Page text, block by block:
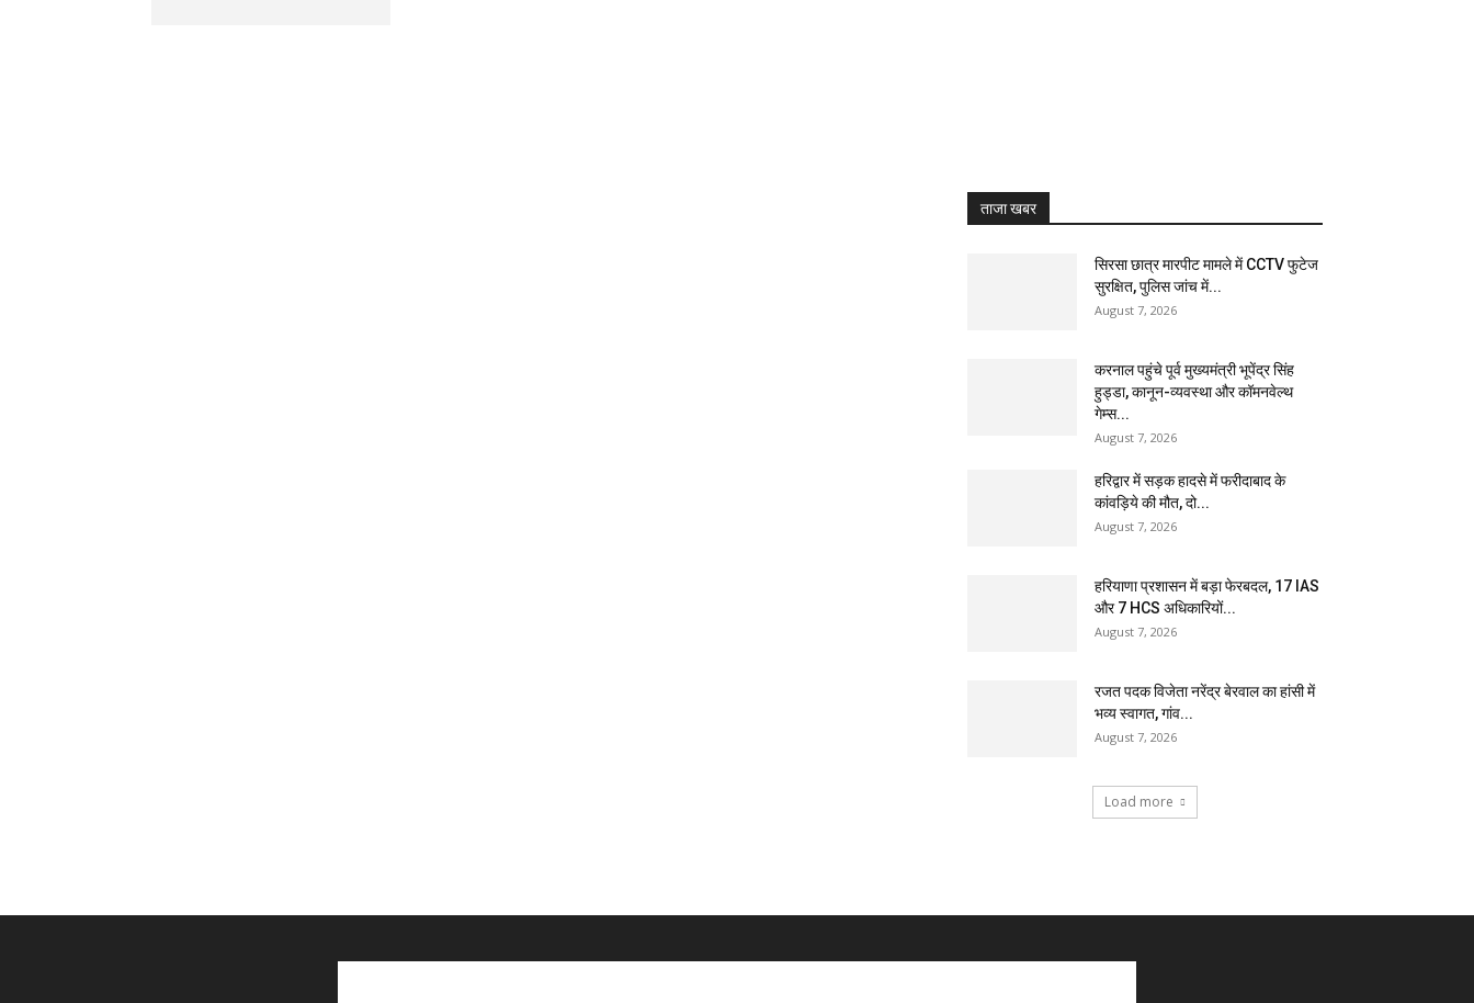
ताजा खबर
सिरसा छात्र मारपीट मामले में CCTV फुटेज
सुरक्षित, पुलिस जांच में...
August 7, 2026
करनाल पहुंचे पूर्व मुख्यमंत्री भूपेंद्र सिंह
हुड्डा, कानून-व्यवस्था और कॉमनवेल्थ
गेम्स...
August 7, 2026
हरिद्वार में सड़क हादसे में फरीदाबाद के
कांवड़िये की मौत, दो...
August 7, 2026
हरियाणा प्रशासन में बड़ा फेरबदल, 17 IAS
और 7 HCS अधिकारियों...
August 7, 2026
रजत पदक विजेता नरेंद्र बेरवाल का हांसी में
भव्य स्वागत, गांव...
August 7, 2026
Load more